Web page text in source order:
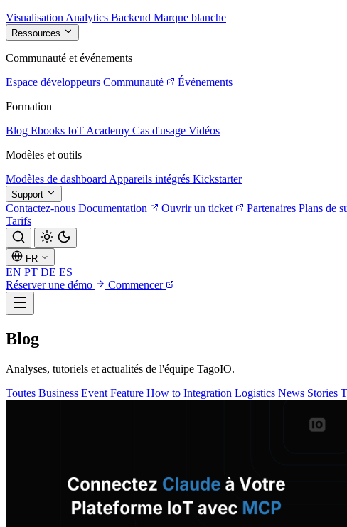
Visualisation Analytics Backend Marque blanche
Ressources
Communauté et événements
Espace développeurs Communauté
Événements
Formation
Blog Ebooks IoT Academy Cas d'usage Vidéos
Modèles et outils
Modèles de dashboard Appareils intégrés Kickstarter
Support
Contactez-nous Documentation Ouvrir un ticket Partenaires Plans de
Tarifs
FR
EN PT DE ES
Réserver une démo
Commencer
Blog
Analyses, tutoriels et actualités de l'équipe TagoIO.
Toutes Business Event Feature How to Integration Logistics News Stories